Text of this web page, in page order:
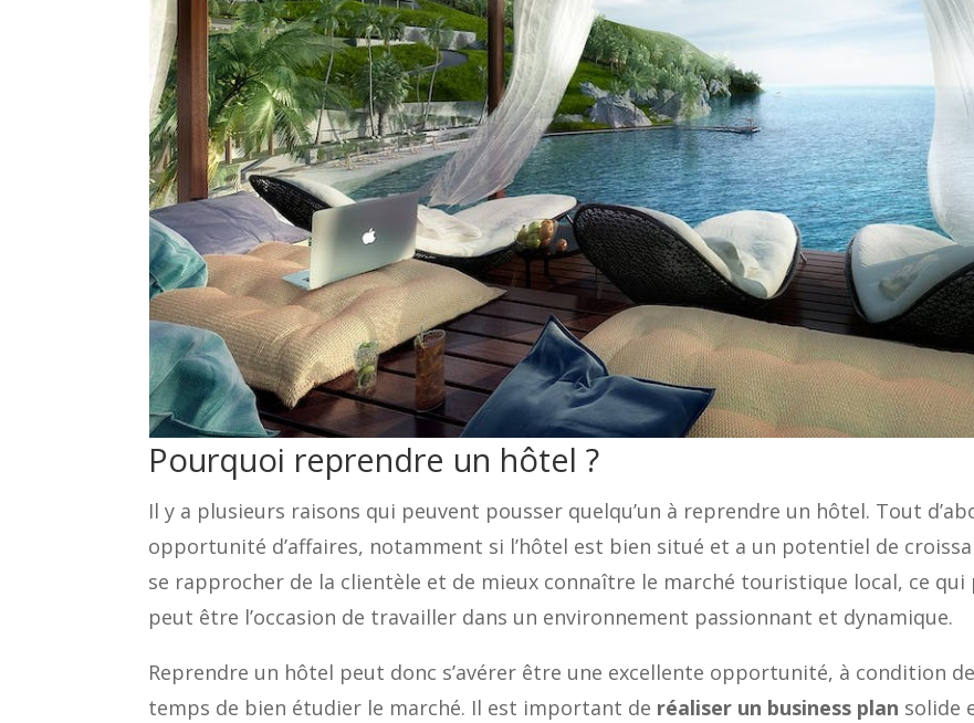
Pourquoi reprendre un hôtel ?
Il y a plusieurs raisons qui peuvent pousser quelqu’un à reprendre un hôtel. Tout
opportunité d’affaires, notamment si l’hôtel est bien situé et a un potentiel de
se rapprocher de la clientèle et de mieux connaître le marché touristique local, ce
peut être l’occasion de travailler dans un environnement passionnant et dynamique.
Reprendre un hôtel peut donc s’avérer être une excellente opportunité, à condition
temps de bien étudier le marché. Il est important de réaliser un business plan solide